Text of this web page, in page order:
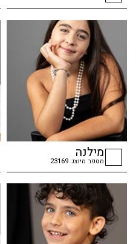
checkbox
checkbox
מילנה
מספר מיוצג: 23169